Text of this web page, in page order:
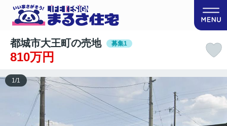
都城市大王町の売地 募集1
810万円
1/1